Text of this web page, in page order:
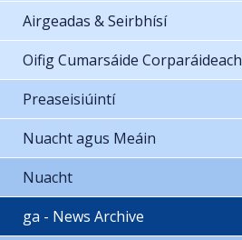
Airgeadas & Seirbhísí
Oifig Cumarsáide Corparáideach
Preaseisiúintí
Nuacht agus Meáin
Nuacht
ga - News Archive